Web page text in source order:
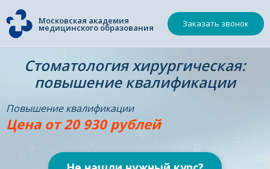
Московская академия
медицинского образования Заказать звонок
Стоматология хирургическая:
повышение квалификации
Повышение квалификации
Цена от 20 930 рублей